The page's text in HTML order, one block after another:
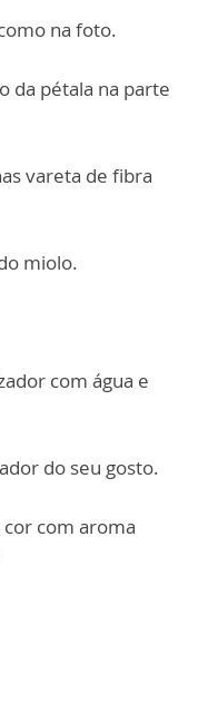
na foto.
da pétala na parte
vareta de fibra
miolo.
com água e
do seu gosto.
cor com aroma